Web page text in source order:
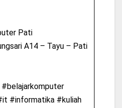
Pati
A14 – Tayu – Pati
#informatika #kuliah